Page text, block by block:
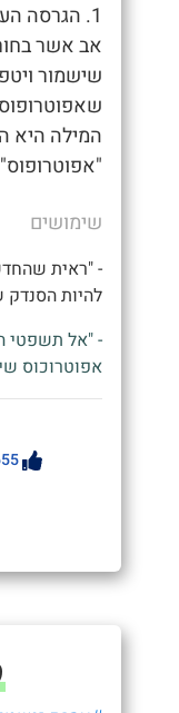
1. הגרסה
אב אשר
שישמור
המילה היא
שימושים
להיות
- "אל תשפטי
אפוטרוכוס